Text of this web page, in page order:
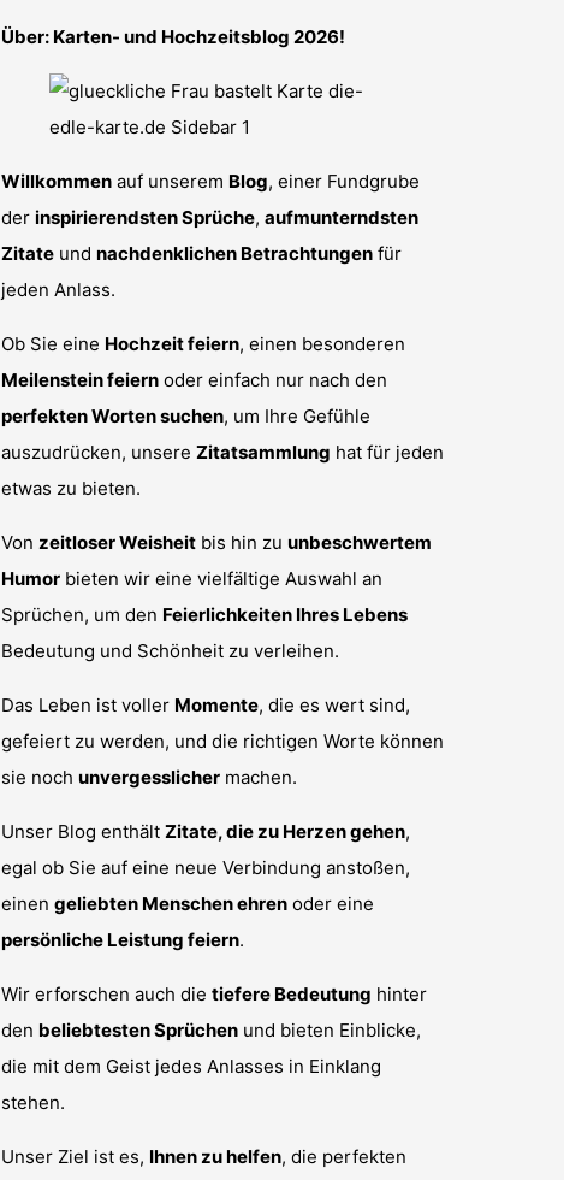
Über: Karten- und Hochzeitsblog 2026!
Willkommen auf unserem Blog, einer Fundgrube
der inspirierendsten Sprüche, aufmunterndsten
Zitate und nachdenklichen Betrachtungen für
jeden Anlass.
Ob Sie eine Hochzeit feiern, einen besonderen
Meilenstein feiern oder einfach nur nach den
perfekten Worten suchen, um Ihre Gefühle
auszudrücken, unsere Zitatsammlung hat für jeden
etwas zu bieten.
Von zeitloser Weisheit bis hin zu unbeschwertem
Humor bieten wir eine vielfältige Auswahl an
Sprüchen, um den Feierlichkeiten Ihres Lebens
Bedeutung und Schönheit zu verleihen.
Das Leben ist voller Momente, die es wert sind,
gefeiert zu werden, und die richtigen Worte können
sie noch unvergesslicher machen.
Unser Blog enthält Zitate, die zu Herzen gehen,
egal ob Sie auf eine neue Verbindung anstoßen,
einen geliebten Menschen ehren oder eine
persönliche Leistung feiern.
Wir erforschen auch die tiefere Bedeutung hinter
den beliebtesten Sprüchen und bieten Einblicke,
die mit dem Geist jedes Anlasses in Einklang
stehen.
Unser Ziel ist es, Ihnen zu helfen, die perfekten